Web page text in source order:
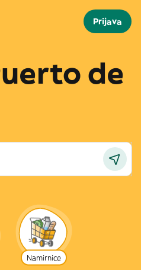
Prijava
de
Namirnice